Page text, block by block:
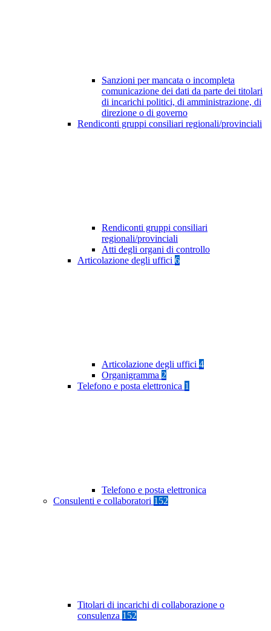
Sanzioni per mancata o incompleta
comunicazione dei dati da parte dei titolari
di incarichi politici, di amministrazione, di
direzione o di governo
Rendiconti gruppi consiliari regionali/provinciali
Rendiconti gruppi consiliari
regionali/provinciali
Atti degli organi di controllo
Articolazione degli uffici 6
Articolazione degli uffici 4
Organigramma 2
Telefono e posta elettronica 1
Telefono e posta elettronica
Consulenti e collaboratori 152
Titolari di incarichi di collaborazione o
consulenza 152